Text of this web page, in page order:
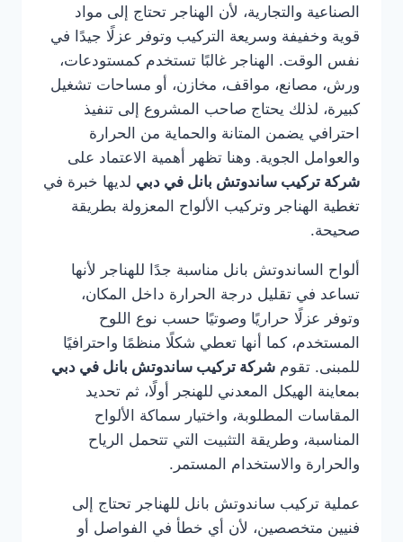
الصناعية والتجارية، لأن الهناجر تحتاج إلى مواد
قوية وخفيفة وسريعة التركيب وتوفر عزلًا جيدًا في
نفس الوقت. الهناجر غالبًا تستخدم كمستودعات،
ورش، مصانع، مواقف، مخازن، أو مساحات تشغيل
كبيرة، لذلك يحتاج صاحب المشروع إلى تنفيذ
احترافي يضمن المتانة والحماية من الحرارة
والعوامل الجوية. وهنا تظهر أهمية الاعتماد على
شركة تركيب ساندوتش بانل في دبي لديها خبرة في
تغطية الهناجر وتركيب الألواح المعزولة بطريقة
صحيحة.
ألواح الساندوتش بانل مناسبة جدًا للهناجر لأنها
تساعد في تقليل درجة الحرارة داخل المكان،
وتوفر عزلًا حراريًا وصوتيًا حسب نوع اللوح
المستخدم، كما أنها تعطي شكلًا منظمًا واحترافيًا
للمبنى. تقوم شركة تركيب ساندوتش بانل في دبي
بمعاينة الهيكل المعدني للهنجر أولًا، ثم تحديد
المقاسات المطلوبة، واختيار سماكة الألواح
المناسبة، وطريقة التثبيت التي تتحمل الرياح
والحرارة والاستخدام المستمر.
عملية تركيب ساندوتش بانل للهناجر تحتاج إلى
فنيين متخصصين، لأن أي خطأ في الفواصل أو